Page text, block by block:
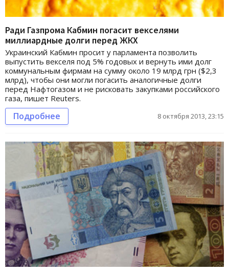
Ради Газпрома Кабмин погасит векселями
миллиардные долги перед ЖКХ
Украинский Кабмин просит у парламента позволить
выпустить векселя под 5% годовых и вернуть ими долг
коммунальным фирмам на сумму около 19 млрд грн ($2,3
млрд), чтобы они могли погасить аналогичные долги
перед Нафтогазом и не рисковать закупками российского
газа, пишет Reuters.
Подробнее 8 октября 2013, 23:15